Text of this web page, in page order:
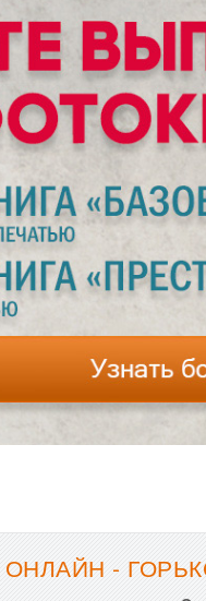
-